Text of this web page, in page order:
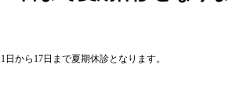
日から17日まで夏期休診となります。